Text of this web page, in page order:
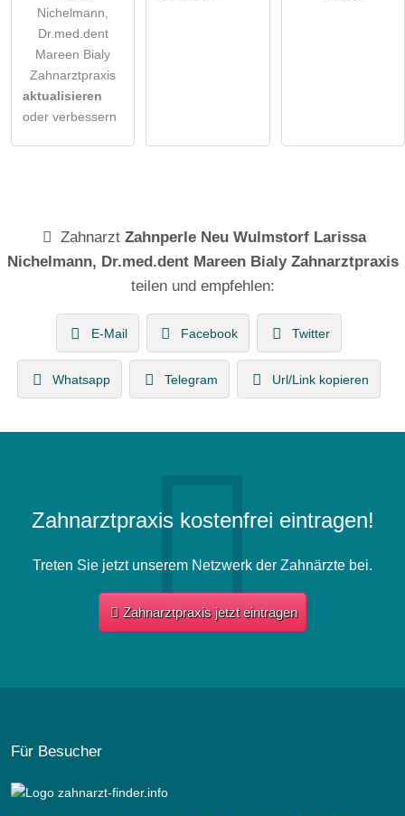
Nichelmann,
Dr.med.dent
Mareen Bialy
Zahnarztpraxis
aktualisieren
oder verbessern
Zahnarzt Zahnperle Neu Wulmstorf Larissa
Nichelmann, Dr.med.dent Mareen Bialy Zahnarztpraxis
teilen und empfehlen:
E-Mail Facebook Twitter
Whatsapp Telegram Url/Link kopieren
Zahnarztpraxis kostenfrei eintragen!
Treten Sie jetzt unserem Netzwerk der Zahnärzte bei.
Zahnarztpraxis jetzt eintragen
Für Besucher